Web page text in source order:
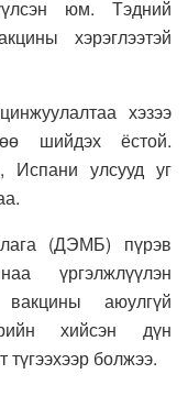
юм. Тэдний
хэрэглээтэй
хэзээ
шийдэх ёстой.
Испани улсууд уг
(ДЭМБ) пүрэв
үргэлжлүүлэн
вакцины аюулгүй
хийсэн дүн
түгээхээр болжээ.